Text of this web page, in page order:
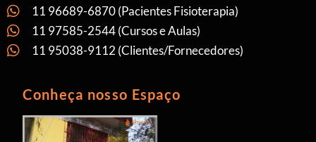
11 96689-6870 (Pacientes Fisioterapia)
11 97585-2544 (Cursos e Aulas)
11 95038-9112 (Clientes/Fornecedores)
Conheça nosso Espaço